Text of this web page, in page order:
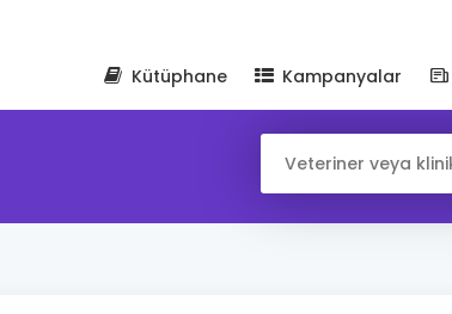
Kütüphane
Kampanyalar